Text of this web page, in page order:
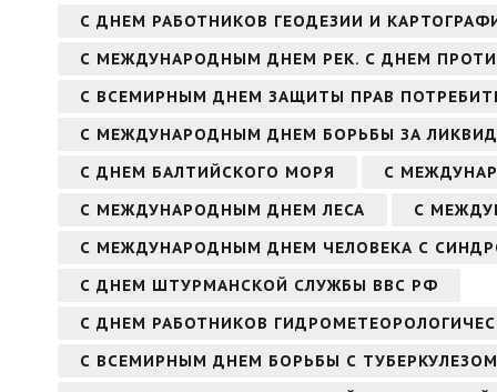
С ДНЕМ РАБОТНИКОВ ГЕОДЕЗИИ И
С МЕЖДУНАРОДНЫМ ДНЕМ РЕК. С ДНЕМ
С ВСЕМИРНЫМ ДНЕМ ЗАЩИТЫ ПРАВ
С МЕЖДУНАРОДНЫМ ДНЕМ БОРЬБЫ ЗА
С ДНЕМ БАЛТИЙСКОГО МОРЯ
С
С МЕЖДУНАРОДНЫМ ДНЕМ ЛЕСА
С
С МЕЖДУНАРОДНЫМ ДНЕМ ЧЕЛОВЕКА С
С ДНЕМ ШТУРМАНСКОЙ СЛУЖБЫ ВВС РФ
С ДНЕМ РАБОТНИКОВ
С ВСЕМИРНЫМ ДНЕМ БОРЬБЫ С ТУБЕРКУЛЕЗОМ